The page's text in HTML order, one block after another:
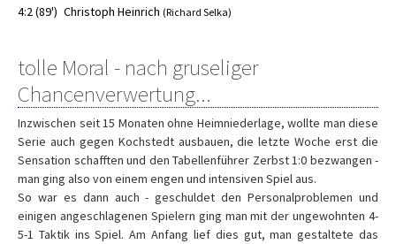
4:2 (89') Christoph Heinrich (Richard Selka)
tolle Moral - nach gruseliger
Chancenverwertung...
Inzwischen seit 15 Monaten ohne Heimniederlage, wollte man diese
Serie auch gegen Kochstedt ausbauen, die letzte Woche erst die
Sensation schafften und den Tabellenführer Zerbst 1:0 bezwangen -
man ging also von einem engen und intensiven Spiel aus.
So war es dann auch - geschuldet den Personalproblemen und
einigen angeschlagenen Spielern ging man mit der ungewohnten 4-
5-1 Taktik ins Spiel. Am Anfang lief dies gut, man gestaltete das